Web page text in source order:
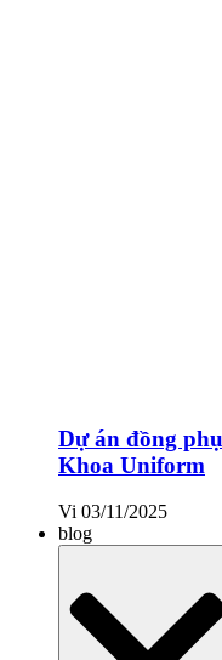
Dự án đồng
Khoa Uniform
Vi 03/11/2025
blog